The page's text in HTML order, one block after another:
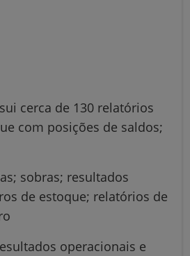
cerca de 130 relatórios
com posições de saldos;
sobras; resultados
de estoque; relatórios de
operacionais e